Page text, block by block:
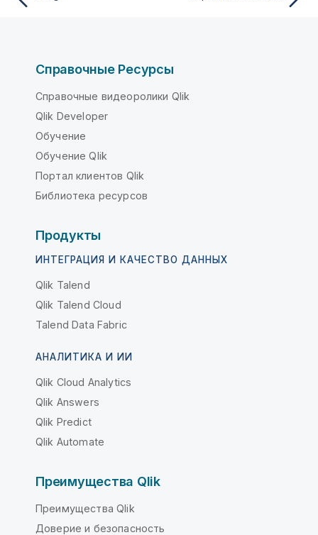
Справочные Ресурсы
Справочные видеоролики Qlik
Qlik Developer
Обучение
Обучение Qlik
Портал клиентов Qlik
Библиотека ресурсов
Продукты
ИНТЕГРАЦИЯ И КАЧЕСТВО ДАННЫХ
Qlik Talend
Qlik Talend Cloud
Talend Data Fabric
АНАЛИТИКА И ИИ
Qlik Cloud Analytics
Qlik Answers
Qlik Predict
Qlik Automate
Преимущества Qlik
Преимущества Qlik
Доверие и безопасность